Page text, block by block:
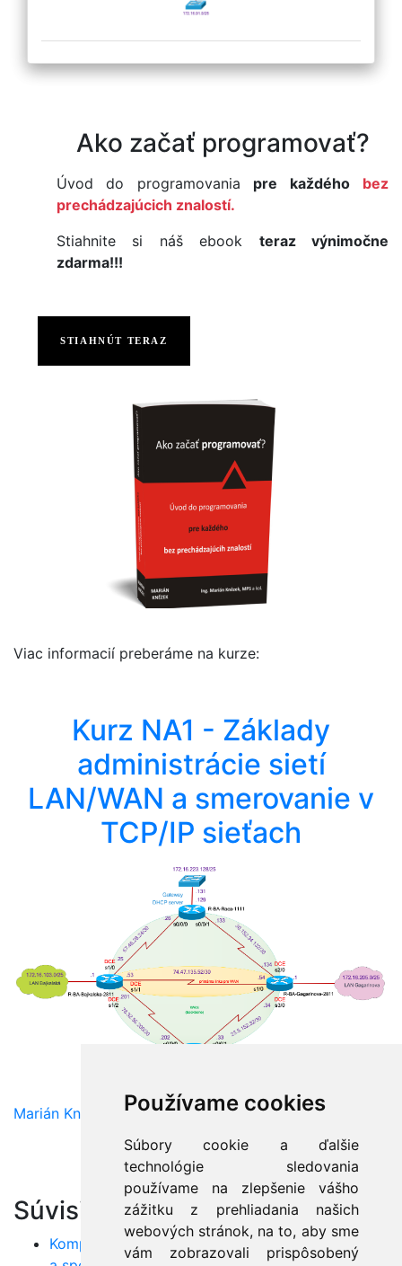
Používame cookies
Súbory cookie a ďalšie
technológie sledovania
používame na zlepšenie vášho
zážitku z prehliadania našich
webových stránok, na to, aby sme
vám zobrazovali prispôsobený
Ako začať programovať?
Úvod do programovania pre každého
bez
prechádzajúcich znalostí.
Stiahnite si náš ebook teraz výnimočne
zdarma!!!
STIAHNÚT TERAZ
Viac informacií preberáme na kurze:
Kurz NA1 - Základy
administrácie sietí
LAN/WAN a smerovanie v
TCP/IP sieťach
Marián Knězek
Súvisiace články:
Komplexná analýza QoS parametrov: Šírka pásma